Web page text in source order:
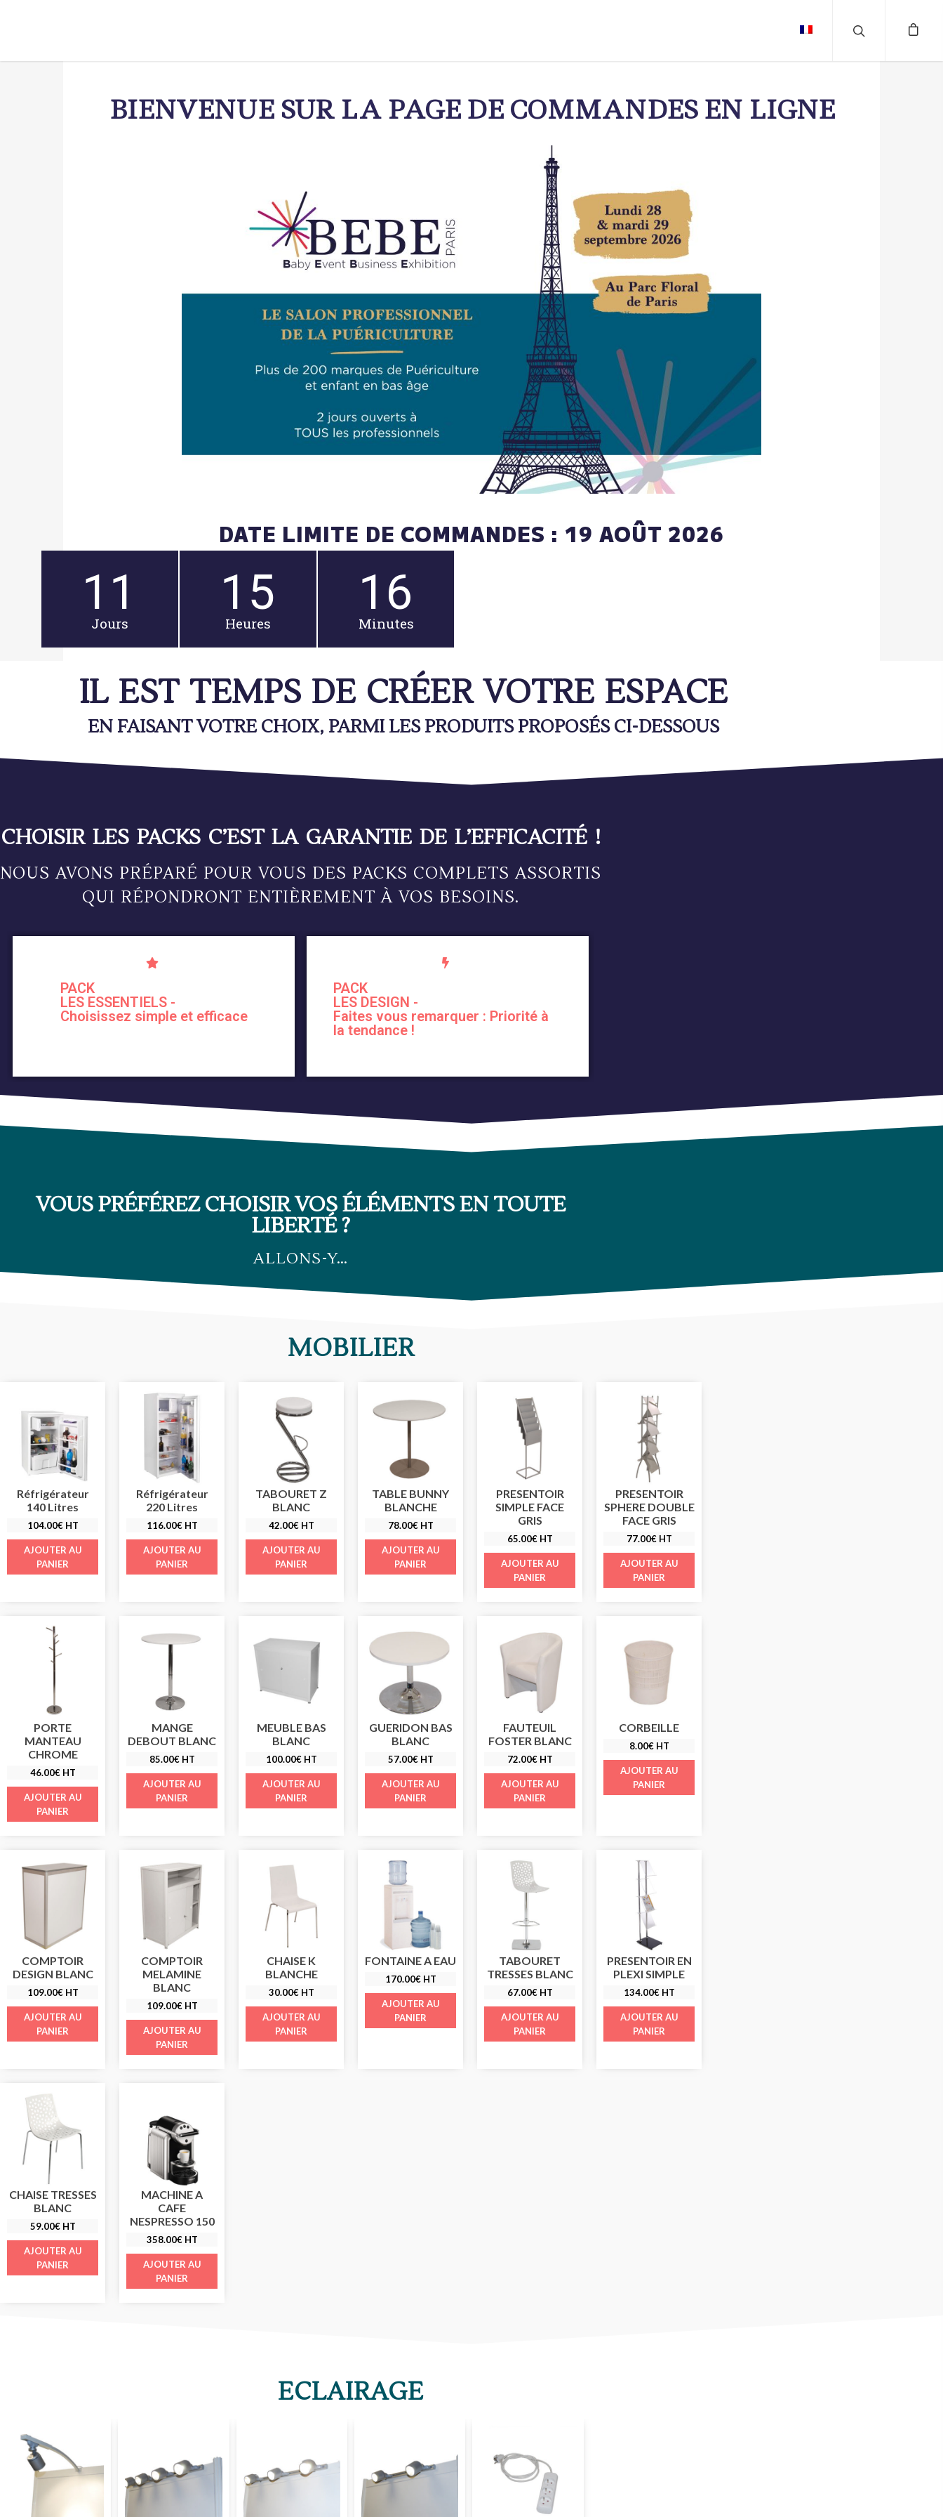
BIENVENUE SUR LA PAGE DE COMMANDES EN LIGNE
DATE LIMITE DE COMMANDES : 19 AOÛT 2026
11
Jours
15
Heures
16
Minutes
IL EST TEMPS DE CRÉER VOTRE ESPACE
EN FAISANT VOTRE CHOIX, PARMI LES PRODUITS PROPOSÉS CI-DESSOUS
CHOISIR LES PACKS C’EST LA GARANTIE DE L’EFFICACITÉ !
NOUS AVONS PRÉPARÉ POUR VOUS DES PACKS COMPLETS ASSORTIS
QUI RÉPONDRONT ENTIÈREMENT À VOS BESOINS.
PACK
LES ESSENTIELS -
Choisissez simple et efficace
PACK
LES DESIGN -
Faites vous remarquer : Priorité à
la tendance !
VOUS PRÉFÉREZ CHOISIR VOS ÉLÉMENTS EN TOUTE
LIBERTÉ ?
ALLONS-Y…
MOBILIER
Réfrigérateur
140 Litres
104.00€ HT
AJOUTER AU
PANIER
Réfrigérateur
220 Litres
116.00€ HT
AJOUTER AU
PANIER
TABOURET Z
BLANC
42.00€ HT
AJOUTER AU
PANIER
TABLE BUNNY
BLANCHE
78.00€ HT
AJOUTER AU
PANIER
PRESENTOIR
SIMPLE FACE
GRIS
65.00€ HT
AJOUTER AU
PANIER
PRESENTOIR
SPHERE DOUBLE
FACE GRIS
77.00€ HT
AJOUTER AU
PANIER
PORTE
MANTEAU
CHROME
46.00€ HT
AJOUTER AU
PANIER
MANGE
DEBOUT BLANC
85.00€ HT
AJOUTER AU
PANIER
MEUBLE BAS
BLANC
100.00€ HT
AJOUTER AU
PANIER
GUERIDON BAS
BLANC
57.00€ HT
AJOUTER AU
PANIER
FAUTEUIL
FOSTER BLANC
72.00€ HT
AJOUTER AU
PANIER
CORBEILLE
8.00€ HT
AJOUTER AU
PANIER
COMPTOIR
DESIGN BLANC
109.00€ HT
AJOUTER AU
PANIER
COMPTOIR
MELAMINE
BLANC
109.00€ HT
AJOUTER AU
PANIER
CHAISE K
BLANCHE
30.00€ HT
AJOUTER AU
PANIER
FONTAINE A EAU
170.00€ HT
AJOUTER AU
PANIER
TABOURET
TRESSES BLANC
67.00€ HT
AJOUTER AU
PANIER
PRESENTOIR EN
PLEXI SIMPLE
134.00€ HT
AJOUTER AU
PANIER
CHAISE TRESSES
BLANC
59.00€ HT
AJOUTER AU
PANIER
MACHINE A
CAFE
NESPRESSO 150
358.00€ HT
AJOUTER AU
PANIER
ECLAIRAGE